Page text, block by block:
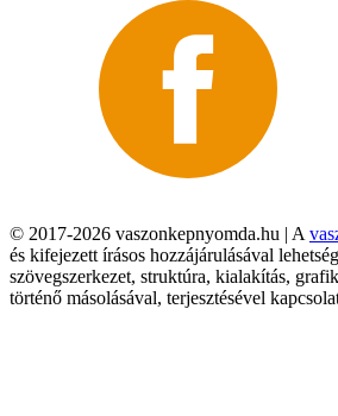
© 2017-2026 vaszonkepnyomda.hu | A
és kifejezett írásos hozzájárulásával
szövegszerkezet, struktúra, kialakítás,
történő másolásával, terjesztésével